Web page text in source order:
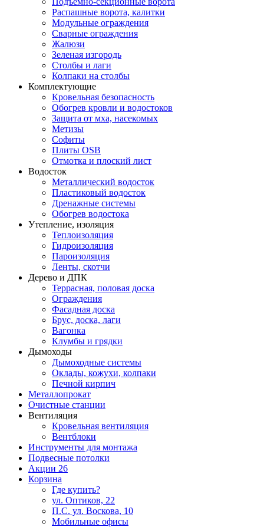
Распашные ворота, калитки
Модульные ограждения
Сварные ограждения
Жалюзи
Зеленая изгородь
Столбы и лаги
Колпаки на столбы
Комплектующие
Кровельная безопасность
Обогрев кровли и водостоков
Защита от мха, насекомых
Метизы
Софиты
Плиты OSB
Отмотка и плоский лист
Водосток
Металлический водосток
Пластиковый водосток
Дренажные системы
Обогрев водостока
Утепление, изоляция
Теплоизоляция
Гидроизоляция
Пароизоляция
Ленты, скотчи
Дерево и ДПК
Террасная, половая доска
Ограждения
Фасадная доска
Брус, доска, лаги
Вагонка
Клумбы и грядки
Дымоходы
Дымоходные системы
Оклады, кожухи, колпаки
Печной кирпич
Металлопрокат
Очистные станции
Вентиляция
Кровельная вентиляция
Вентблоки
Инструменты для монтажа
Подвесные потолки
Акции 26
Корзина
Где купить?
ул. Оптиков, 22
П.С. ул. Воскова, 10
Мобильные офисы